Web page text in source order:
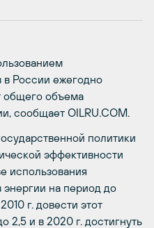
в России ежегодно
общего объема
сообщает OILRU.COM.
политики
эффективности
использования
энергии на период до
г. довести этот
2,5 и в 2020 г. достигнуть